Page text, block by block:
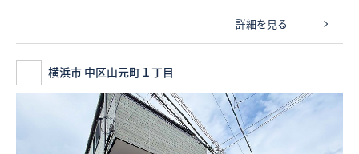
詳細を見る
横浜市 中区山元町１丁目